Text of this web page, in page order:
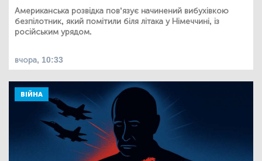
Американська розвідка пов’язує начинений вибухівкою
безпілотник, який помітили біля літака у Німеччині, із
російським урядом.
вчора, 10:33
ВІЙНА